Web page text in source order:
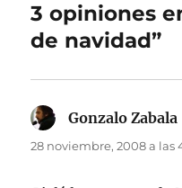
3 opiniones
de navidad”
Gonzalo Zabala
28 noviembre, 2008 a las